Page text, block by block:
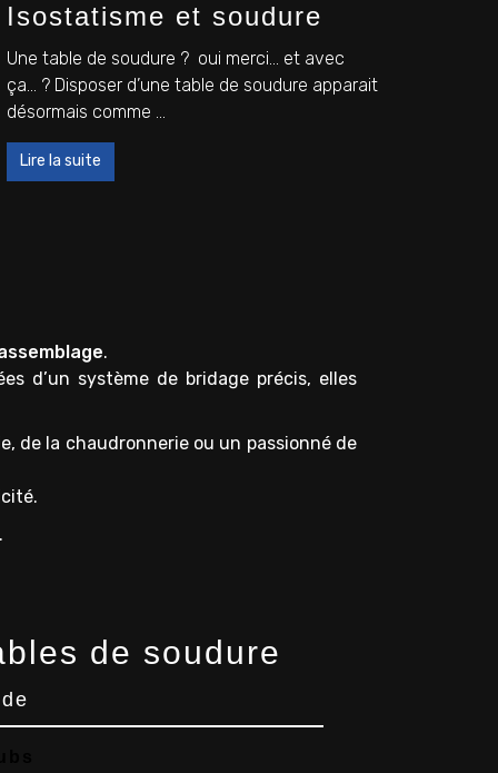
Isostatisme et soudure
Une table de soudure ? oui merci… et avec
ça… ? Disposer d’une table de soudure apparait
désormais comme ...
Lire la suite
.
d’un système de bridage précis, elles
de la chaudronnerie ou un passionné de
de soudure